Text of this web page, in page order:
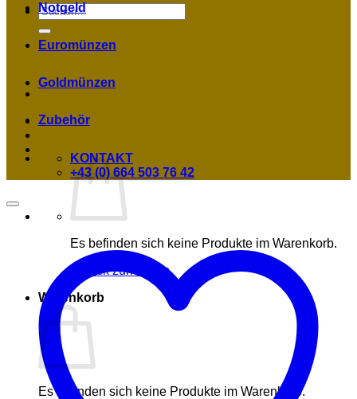
Suchen
nach:
Es befinden sich keine Produkte im Warenkorb.
Zurück zum Shop
Warenkorb
Es befinden sich keine Produkte im Warenkorb.
Notgeld
Euromünzen
Goldmünzen
Zubehör
KONTAKT
+43 (0) 664 503 76 42